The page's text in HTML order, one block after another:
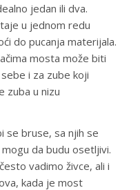
jedan ili dva.
u jednom redu
do pucanja materijala.
mosta može biti
i za zube koji
zuba u nizu
se bruse, sa njih se
da budu osetljivi.
vadimo živce, ali i
kada je most